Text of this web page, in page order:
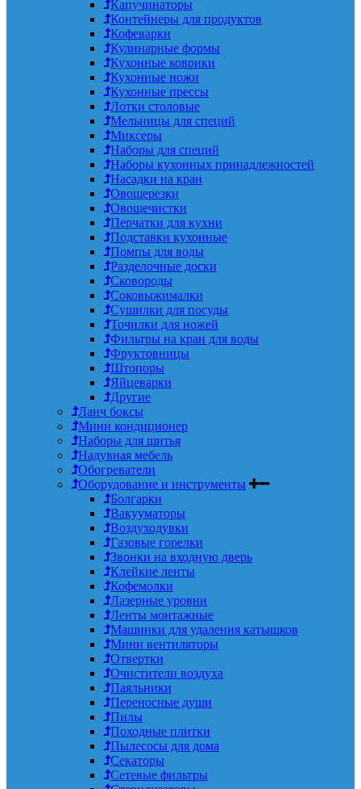
Капучинаторы
Контейнеры для продуктов
Кофеварки
Кулинарные формы
Кухонные коврики
Кухонные ножи
Кухонные прессы
Лотки столовые
Мельницы для специй
Миксеры
Наборы для специй
Наборы кухонных принадлежностей
Насадки на кран
Овощерезки
Овощечистки
Перчатки для кухни
Подставки кухонные
Помпы для воды
Разделочные доски
Сковороды
Соковыжималки
Сушилки для посуды
Точилки для ножей
Фильтры на кран для воды
Фруктовницы
Штопоры
Яйцеварки
Другие
Ланч боксы
Мини кондиционер
Наборы для шитья
Надувная мебель
Обогреватели
Оборудование и инструменты
Болгарки
Вакууматоры
Воздуходувки
Газовые горелки
Звонки на входную дверь
Клейкие ленты
Кофемолки
Лазерные уровни
Ленты монтажные
Машинки для удаления катышков
Мини вентиляторы
Отвертки
Очистители воздуха
Паяльники
Переносные души
Пилы
Походные плитки
Пылесосы для дома
Секаторы
Сетевые фильтры